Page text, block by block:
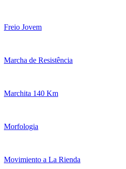
Freio Jovem
Marcha de Resistência
Marchita 140 Km
Morfologia
Movimiento a La Rienda